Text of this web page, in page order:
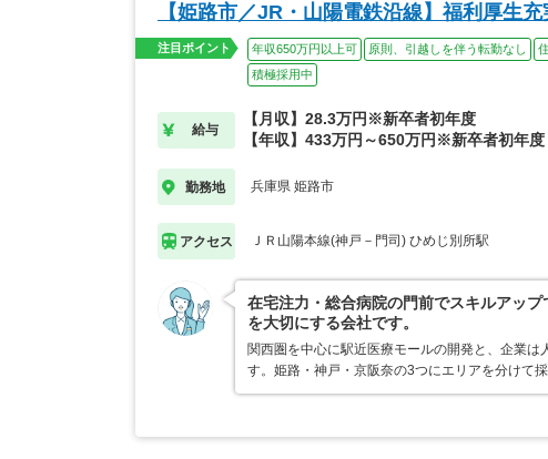
【姫路市／JR・山陽電鉄沿線】福利厚生
注目ポイント 年収650万円以上可 原則、引越しを伴う転勤なし
積極採用中
給与
【月収】28.3万円※新卒者初年度
【年収】433万円～650万円※新卒者初年度
勤務地 兵庫県 姫路市
アクセス ＪＲ山陽本線(神戸－門司) ひめじ別所駅
在宅注力・総合病院の門前でスキルアッ
を大切にする会社です。
関西圏を中心に駅近医療モールの開発と、企業
す。姫路・神戸・京阪奈の3つにエリアを分けて